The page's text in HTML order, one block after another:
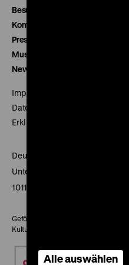
Besucherservice
Kontakt
Presse
Museumsverein
Newsletter
Impressum
Datenschutz
Erklärung digitale
Deutsches Historisches
Unter den Linden 2
10117 Berlin
Gefördert mit Mitteln des
Kultur und Medien
Alle auswählen